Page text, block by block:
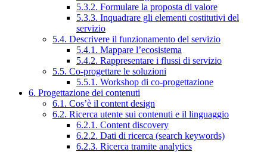
5.3.2. Formulare la proposta di valore
5.3.3. Inquadrare gli elementi costitutivi del
servizio
5.4. Descrivere il funzionamento del servizio
5.4.1. Mappare l’ecosistema
5.4.2. Rappresentare i flussi di servizio
5.5. Co-progettare le soluzioni
5.5.1. Workshop di co-progettazione
6. Progettazione dei contenuti
6.1. Cos’è il content design
6.2. Ricerca utente sui contenuti e il linguaggio
6.2.1. Content discovery
6.2.2. Dati di ricerca (search keywords)
6.2.3. Ricerca tramite analytics